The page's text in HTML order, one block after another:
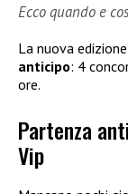
Ecco quando e
La nuova
anticipo: 4
ore.
Partenza
Vip